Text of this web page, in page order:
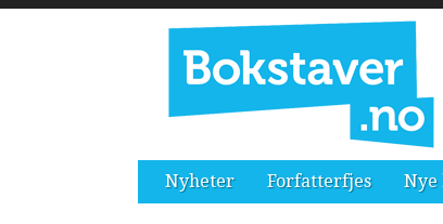
Nyheter Forfatterfjes Nye